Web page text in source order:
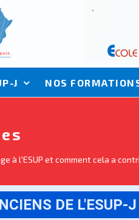
J NOS
à l'ESUP et comment cela a
DE L'ESUP-J